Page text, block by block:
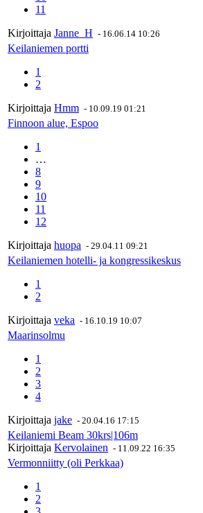
11
Kirjoittaja Janne_H - 16.06.14 10:26
Keilaniemen portti
1
2
Kirjoittaja Hmm - 10.09.19 01:21
Finnoon alue, Espoo
1
…
8
9
10
11
12
Kirjoittaja huopa - 29.04.11 09:21
Keilaniemen hotelli- ja kongressikeskus
1
2
Kirjoittaja veka - 16.10.19 10:07
Maarinsolmu
1
2
3
4
Kirjoittaja jake - 20.04.16 17:15
Keilaniemi Beam 30krs|106m
Kirjoittaja Kervolainen - 11.09.22 16:35
Vermonniitty (oli Perkkaa)
1
2